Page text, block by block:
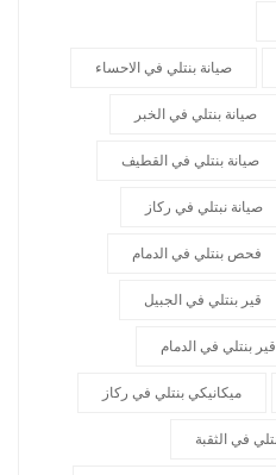
صيانة بنتلي في الاحساء
صيانة بنتلي في الخبر
صيانة بنتلي في القطيف
صيانة نبتلي في ركاز
فحص بنتلي في الدمام
قير بنتلي في الجبيل
قير بنتلي في الدمام
ميكانيكي بنتلي في ركاز
في الثقبة